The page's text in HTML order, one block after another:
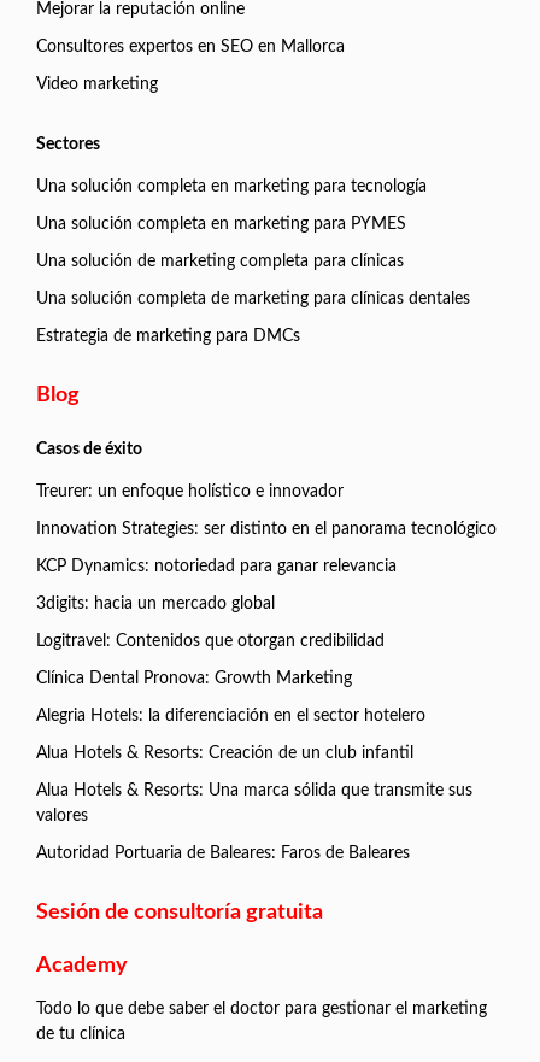
Mejorar la reputación online
Consultores expertos en SEO en Mallorca
Video marketing
Sectores
Una solución completa en marketing para tecnología
Una solución completa en marketing para PYMES
Una solución de marketing completa para clínicas
Una solución completa de marketing para clínicas dentales
Estrategia de marketing para DMCs
Blog
Casos de éxito
Treurer: un enfoque holístico e innovador
Innovation Strategies: ser distinto en el panorama tecnológico
KCP Dynamics: notoriedad para ganar relevancia
3digits: hacia un mercado global
Logitravel: Contenidos que otorgan credibilidad
Clínica Dental Pronova: Growth Marketing
Alegria Hotels: la diferenciación en el sector hotelero
Alua Hotels & Resorts: Creación de un club infantil
Alua Hotels & Resorts: Una marca sólida que transmite sus
valores
Autoridad Portuaria de Baleares: Faros de Baleares
Sesión de consultoría gratuita
Academy
Todo lo que debe saber el doctor para gestionar el marketing
de tu clínica